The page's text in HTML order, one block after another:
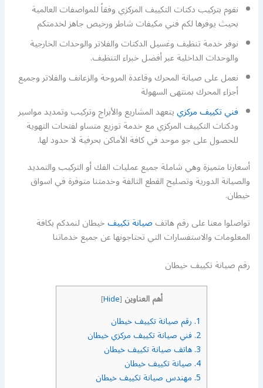
نقوم بتركيب دكتات التكييف المركزي وفقاً للمواصفات العالمية
بحيث يوفرها لكم فني مكيفات شاطر ورخيص جاهز لخدمتكم
نوفر خدمة تنظيف وغسيل الدكتات والفلاتر والوحدات الخارجية
والوحدات الداخلية عبر أفضل خبراء التنظيف.
نعمل على صيانة المحرك وقاعدة المروحة والزعانف والفلاتر وجميع
أجزاء المحرك بمنتهى السهولة
فني تكييف مركزييتعهد المشاريع والأبراج وتركيب وتمديد مواسير
ودكتات التكييف المركزي مع خدمة توزيع متساو لفتحات التهوية
للحصول على جو موحد في كافة الأماكن بحرفية لا حدود لها.
أسعارنا متميزة وهي شاملة جميع عمليات الفك أو التركيب والتمديد
والصيانة الدورية وتصليح القطع التالفة وخدمتنا متوفرة في اسواق
خيطان.
تواصلوا معنا على رقم هاتفصيانة تكييفخيطان لنمدكم بكافة
المعلومات والاستفسارات التي تحتاجونها عن جميع خدماتنا
رقم صيانة تكييف خيطان
أهم العناوين [
Hide
]
1. رقم صيانة تكييف خيطان
2. فني صيانة تكييف مركزي خيطان
3. هاتف صيانة تكييف خيطان
4. صيانة تكييف خيطان
5. مهندس صيانة تكييف خيطان